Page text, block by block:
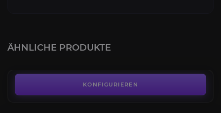
ÄHNLICHE PRODUKTE
KONFIGURIEREN
Der Blutrünstige